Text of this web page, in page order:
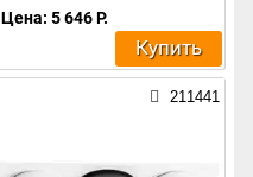
Цена: 5 646 Р.
Купить
211441